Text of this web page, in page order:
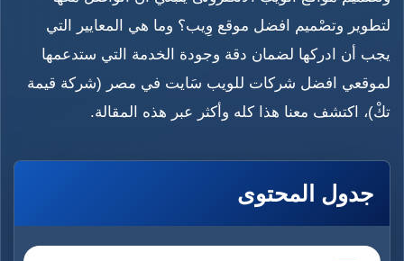
لتطوير وتصْميم افضل موقع وِيب؟ وما هي المعايير التي
يجب أن ادركها لضمان دقة وجودة الخدمة التي ستدعمها
لموقعي افضل شركات للويب سَايت في مصر (شركة قيمة
تكْ)، اكتشف معنا هذا كله وأكثر عبر هذه المقالة.
جدول المحتوى